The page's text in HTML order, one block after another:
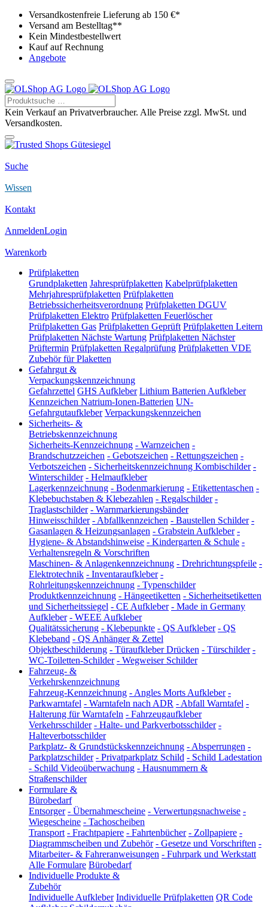
Versandkostenfreie Lieferung ab 150 €*
Versand am Bestelltag**
Kein Mindestbestellwert
Kauf auf Rechnung
Angebote
Kein Verkauf an Privatverbraucher. Alle Preise zzgl. MwSt. und
Versandkosten.
Suche
Wissen
Kontakt
AnmeldenLogin
Warenkorb
Prüfplaketten
Grundplaketten Jahresprüfplaketten Kabelprüfplaketten
Mehrjahresprüfplaketten Prüfplaketten
Betriebssicherheitsverordnung Prüfplaketten DGUV
Prüfplaketten Elektro Prüfplaketten Feuerlöscher
Prüfplaketten Gas Prüfplaketten Geprüft Prüfplaketten Leitern
Prüfplaketten Nächste Wartung Prüfplaketten Nächster
Prüftermin Prüfplaketten Regalprüfung Prüfplaketten VDE
Zubehör für Plaketten
Gefahrgut &
Verpackungskennzeichnung
Gefahrzettel GHS Aufkleber Lithium Batterien Aufkleber
Kennzeichen Natrium-Ionen-Batterien UN-
Gefahrgutaufkleber Verpackungskennzeichen
Sicherheits- &
Betriebskennzeichnung
Sicherheits-Kennzeichnung - Warnzeichen -
Brandschutzzeichen - Gebotszeichen - Rettungszeichen -
Verbotszeichen - Sicherheitskennzeichnung Kombischilder -
Winterschilder - Helmaufkleber
Lagerkennzeichnung - Bodenmarkierung - Etikettentaschen -
Klebebuchstaben & Klebezahlen - Regalschilder -
Traglastschilder - Warnmarkierungsbänder
Hinweisschilder - Abfallkennzeichen - Baustellen Schilder -
Gasanlagen & Heizungsanlagen - Grabstein Aufkleber -
Hygiene- & Abstandshinweise - Kindergarten & Schule -
Verhaltensregeln & Vorschriften
Maschinen- & Anlagenkennzeichnung - Drehrichtungspfeile -
Elektrotechnik - Inventaraufkleber -
Rohrleitungskennzeichnung - Typenschilder
Produktkennzeichnung - Hängeetiketten - Sicherheitsetiketten
und Sicherheitssiegel - CE Aufkleber - Made in Germany
Aufkleber - WEEE Aufkleber
Qualitätssicherung - Klebepunkte - QS Aufkleber - QS
Klebeband - QS Anhänger & Zettel
Objektbeschilderung - Türaufkleber Drücken - Türschilder -
WC-Toiletten-Schilder - Wegweiser Schilder
Fahrzeug- &
Verkehrskennzeichnung
Fahrzeug-Kennzeichnung - Angles Morts Aufkleber -
Parkwarntafel - Warntafeln nach ADR - Abfall Warntafel -
Halterung für Warntafeln - Fahrzeugaufkleber
Verkehrsschilder - Halte- und Parkverbotsschilder -
Halteverbotsschilder
Parkplatz- & Grundstückskennzeichnung - Absperrungen -
Parkplatzschilder - Privatparkplatz Schild - Schild Ladestation
- Schild Videoüberwachung - Hausnummern &
Straßenschilder
Formulare &
Bürobedarf
Entsorger - Übernahmescheine - Verwertungsnachweise -
Wiegescheine - Tachoscheiben
Transport - Frachtpapiere - Fahrtenbücher - Zollpapiere -
Diagrammscheiben und Zubehör - Gesetze und Vorschriften -
Mitarbeiter- & Fahreranweisungen - Fuhrpark und Werkstatt
Alle Formulare Bürobedarf
Individuelle Produkte &
Zubehör
Individuelle Aufkleber Individuelle Prüfplaketten QR Code